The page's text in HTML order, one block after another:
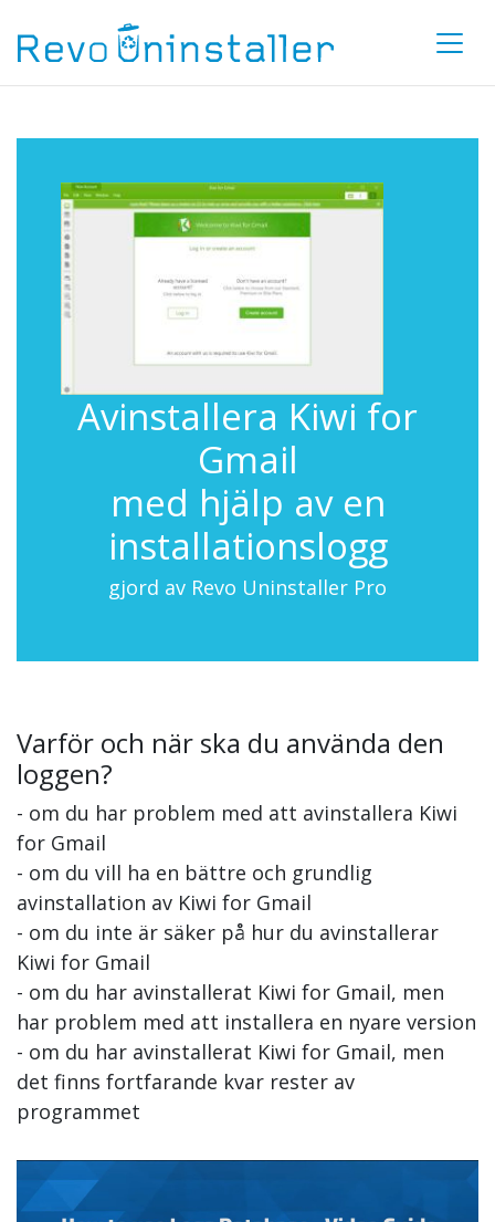
Avinstallera Kiwi for
Gmail
med hjälp av en
installationslogg
gjord av Revo Uninstaller Pro
Varför och när ska du använda den
loggen?
- om du har problem med att avinstallera Kiwi
for Gmail
- om du vill ha en bättre och grundlig
avinstallation av Kiwi for Gmail
- om du inte är säker på hur du avinstallerar
Kiwi for Gmail
- om du har avinstallerat Kiwi for Gmail, men
har problem med att installera en nyare version
- om du har avinstallerat Kiwi for Gmail, men
det finns fortfarande kvar rester av
programmet